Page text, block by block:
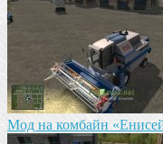
Мод на комбайн